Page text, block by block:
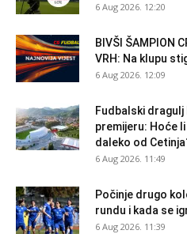
6 Aug 2026. 12:20
BIVŠI ŠAMPION
VRH: Na klupu
6 Aug 2026. 12:09
Fudbalski dragulj
premijeru: Hoće
daleko od
6 Aug 2026. 11:49
Počinje drugo
rundu i kada se
6 Aug 2026. 11:39